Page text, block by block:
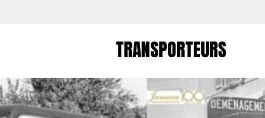
TRANSPORTEURS